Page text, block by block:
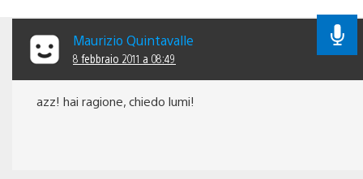
Maurizio Quintavalle
8 febbraio 2011 a 08:49
azz! hai ragione, chiedo lumi!